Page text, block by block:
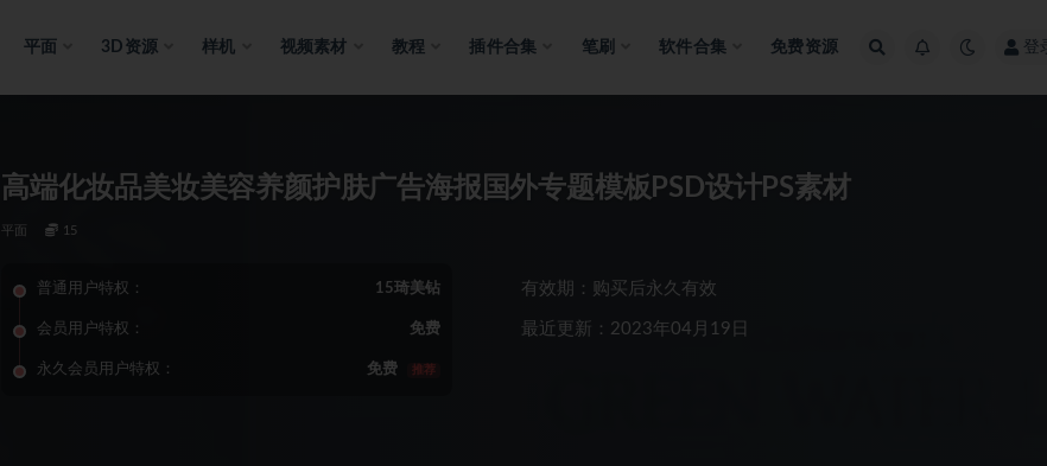
平面 3D资源 样机 视频素材 教程 插件合集 笔刷 软件合集 免费资源 登
高端化妆品美妆美容养颜护肤广告海报国外专题模板PSD设计PS素材
平面 15
普通用户特权： 15琦美钻
会员用户特权： 免费
永久会员用户特权： 免费 推荐
有效期：购买后永久有效
最近更新：2023年04月19日